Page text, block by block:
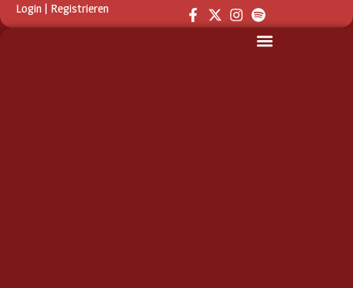
Login | Registrieren